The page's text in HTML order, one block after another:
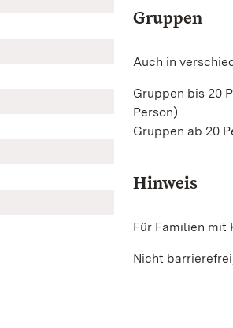
Gruppen
Auch in
Gruppen bis 20
Person)
Gruppen ab 20
Hinweis
Für Familien mit
Nicht